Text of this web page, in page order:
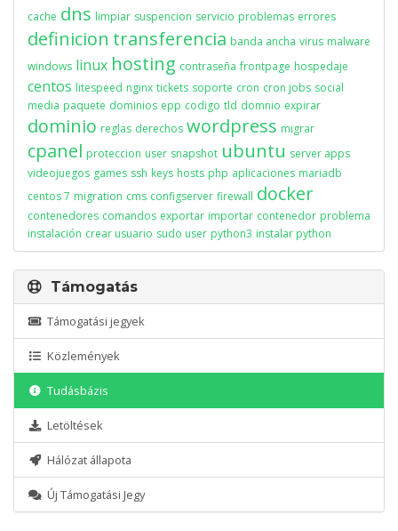
cache dns limpiar suspencion servicio problemas errores
definicion transferencia banda ancha virus malware
windows linux hosting contraseña frontpage hospedaje
centos litespeed nginx tickets soporte cron cron jobs social
media paquete dominios epp codigo tld domnio expirar
dominio reglas derechos wordpress migrar
cpanel proteccion user snapshot ubuntu server apps
videojuegos games ssh keys hosts php aplicaciones mariadb
centos 7 migration cms configserver firewall docker
contenedores comandos exportar importar contenedor problema
instalación crear usuario sudo user python3 instalar python
Támogatás
Támogatási jegyek
Közlemények
Tudásbázis
Letöltések
Hálózat állapota
Új Támogatási Jegy